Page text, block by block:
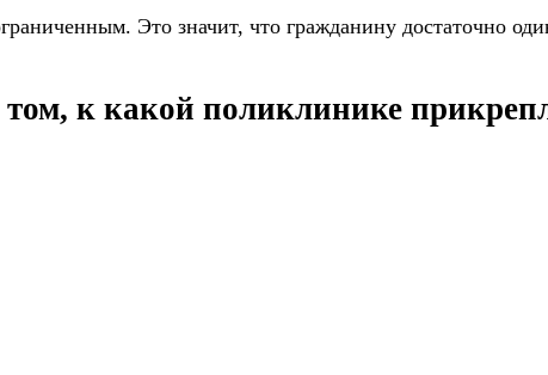
Это значит, что гражданину достаточно
том, к какой поликлинике